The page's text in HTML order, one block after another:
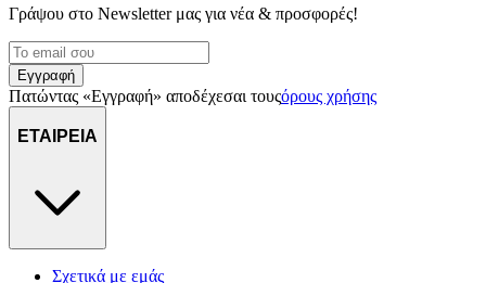
Γράψου στο Νewsletter μας για νέα & προσφορές!
Εγγραφή
Πατώντας «Εγγραφή» αποδέχεσαι τουςόρους χρήσης
ΕΤΑΙΡΕΙΑ
Σχετικά με εμάς